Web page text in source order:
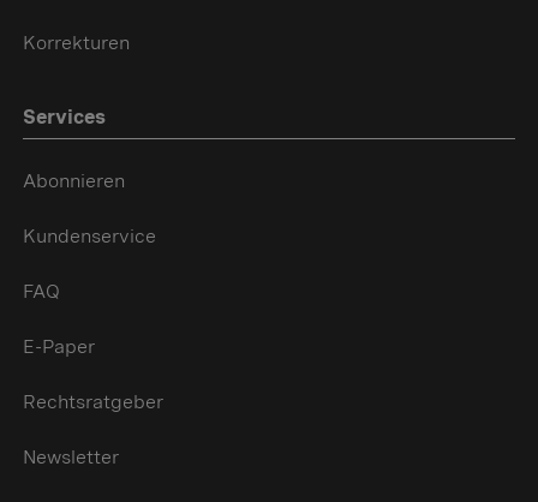
Korrekturen
Services
Abonnieren
Kundenservice
FAQ
E-Paper
Rechtsratgeber
Newsletter